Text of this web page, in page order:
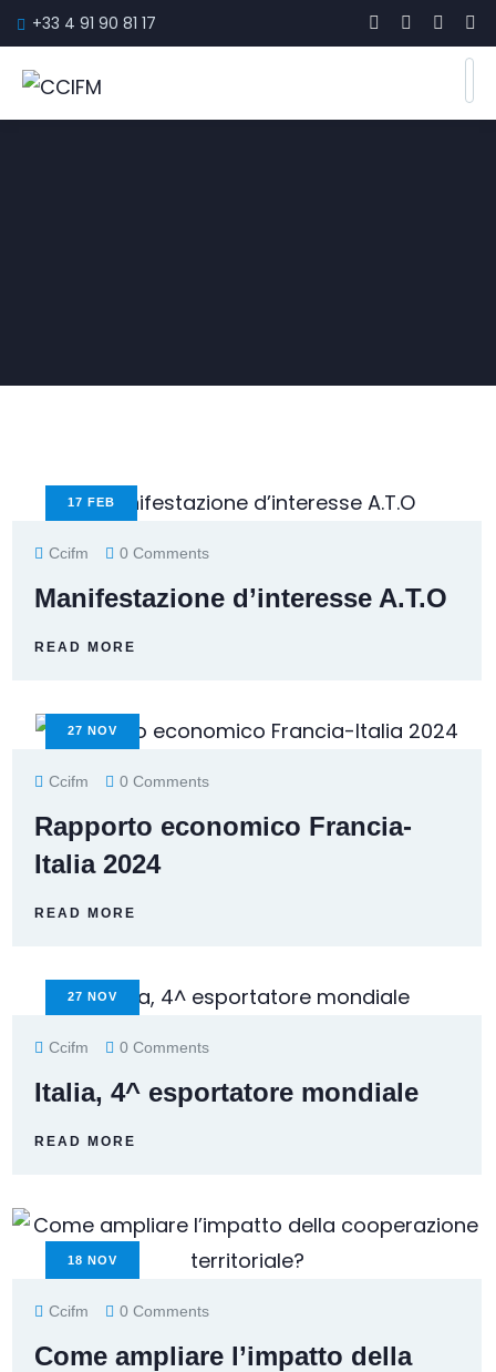
+33 4 91 90 81 17
17 FEB
Ccifm 0 Comments
Manifestazione d’interesse A.T.O
READ MORE
27 NOV
Ccifm 0 Comments
Rapporto economico Francia-
Italia 2024
READ MORE
27 NOV
Ccifm 0 Comments
Italia, 4^ esportatore mondiale
READ MORE
18 NOV
Ccifm 0 Comments
Come ampliare l’impatto della